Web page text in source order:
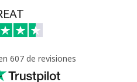
607 de revisiones